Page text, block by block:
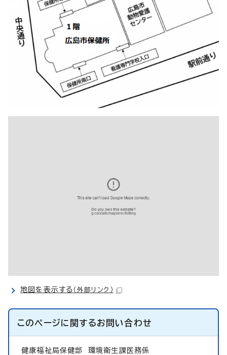
地図を表示する （外部リンク）
このページに関するお問い合わせ
健康福祉局保健部 環境衛生課医務係